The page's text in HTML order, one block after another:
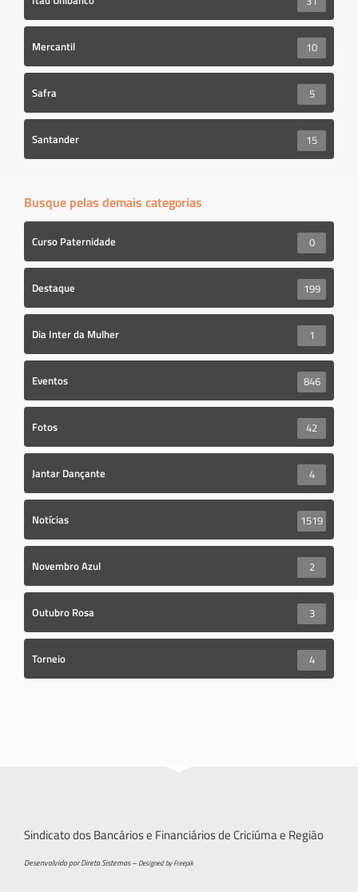
Mercantil 10
Safra 5
Santander 15
Busque pelas demais categorias
Curso Paternidade 0
Destaque 199
Dia Inter da Mulher 1
Eventos 846
Fotos 42
Jantar Dançante 4
Notícias 1519
Novembro Azul 2
Outubro Rosa 3
Torneio 4
Sindicato dos Bancários e Financiários de Criciúma e Região
Desenvolvido por Direta Sistemas –Designed by Freepik